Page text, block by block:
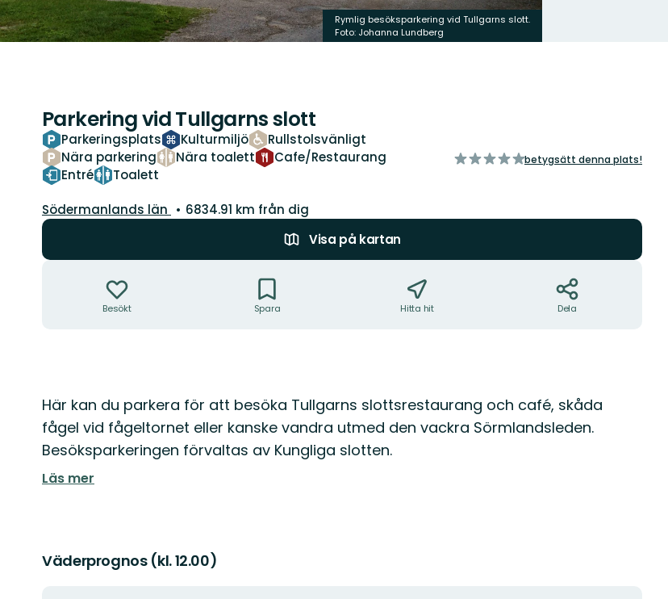
Rymlig besöksparkering vid Tullgarns slott.
Foto: Johanna Lundberg
Parkering vid Tullgarns slott
Parkeringsplats Kulturmiljö
Rullstolsvänligt
Nära parkering
Nära toalett
Cafe/Restaurang
Entré
Toalett
av
betygsätt denna plats!
Län:
Södermanlands län
6834.91 km från dig
Visa på kartan
Besökt Spara Hitta hit Dela
Beskrivning
Här kan du parkera för att besöka Tullgarns slottsrestaurang och café, skåda
fågel vid fågeltornet eller kanske vandra utmed den vackra Sörmlandsleden.
Besöksparkeringen förvaltas av Kungliga slotten.
Läs mer
Väderprognos (kl. 12.00)